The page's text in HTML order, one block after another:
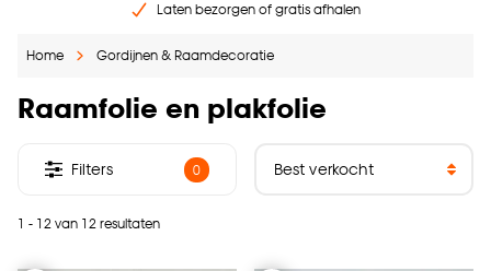
Laten bezorgen of gratis afhalen
Gratis raam advies en opmeten aan huis
Home Gordijnen & Raamdecoratie
Raamfolie en plakfolie
1 - 12 van 12 resultaten
Filters 0